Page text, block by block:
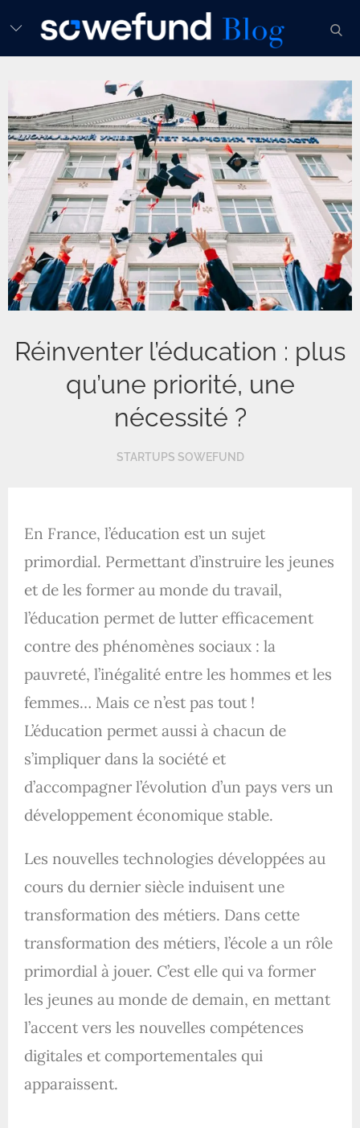
to
Réinventer l’éducation : plus
qu’une priorité, une
nécessité ?
STARTUPS SOWEFUND
En France, l’éducation est un sujet
primordial. Permettant d’instruire les jeunes
et de les former au monde du travail,
l’éducation permet de lutter efficacement
contre des phénomènes sociaux : la
pauvreté, l’inégalité entre les hommes et les
femmes… Mais ce n’est pas tout !
L’éducation permet aussi à chacun de
s’impliquer dans la société et
d’accompagner l’évolution d’un pays vers un
développement économique stable.
Les nouvelles technologies développées au
cours du dernier siècle induisent une
transformation des métiers. Dans cette
transformation des métiers, l’école a un rôle
primordial à jouer. C’est elle qui va former
les jeunes au monde de demain, en mettant
l’accent vers les nouvelles compétences
digitales et comportementales qui
apparaissent.